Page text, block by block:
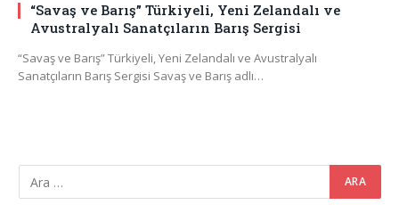
“Savaş ve Barış” Türkiyeli, Yeni Zelandalı ve
Avustralyalı Sanatçıların Barış Sergisi
“Savaş ve Barış” Türkiyeli, Yeni Zelandalı ve Avustralyalı
Sanatçıların Barış Sergisi Savaş ve Barış adlı…